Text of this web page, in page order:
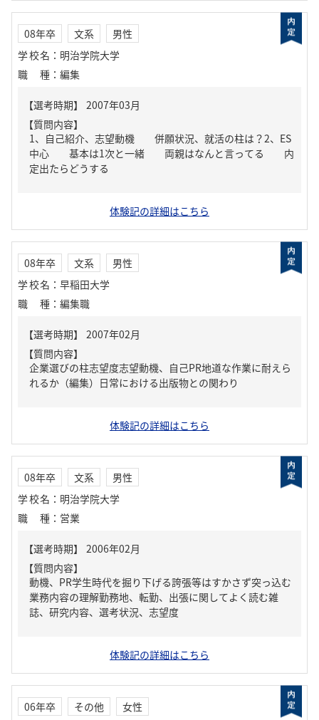
08年卒 文系
男性
学校名 ： 明治学院大学
職種 ： 編集
【質問内容】
1、自己紹介、志望動機 併願状況、就活の柱は？2、ES
中心 基本は1次と一緒 両親はなんと言ってる 内
定出たらどうする
体験記の詳細はこちら
08年卒 文系
男性
学校名 ： 早稲田大学
職種 ： 編集職
【質問内容】
企業選びの柱志望度志望動機、自己PR地道な作業に耐えら
れるか（編集）日常における出版物との関わり
体験記の詳細はこちら
08年卒 文系
男性
学校名 ： 明治学院大学
職種 ： 営業
【質問内容】
動機、PR学生時代を掘り下げる誇張等はすかさず突っ込む
業務内容の理解勤務地、転勤、出張に関してよく読む雑
誌、研究内容、選考状況、志望度
体験記の詳細はこちら
06年卒 その他
女性